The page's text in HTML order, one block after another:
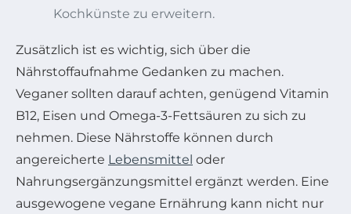
Kochkünste zu erweitern.
Zusätzlich ist es wichtig, sich über die
Nährstoffaufnahme Gedanken zu machen.
Veganer sollten darauf achten, genügend Vitamin
B12, Eisen und Omega-3-Fettsäuren zu sich zu
nehmen. Diese Nährstoffe können durch
angereicherte Lebensmittel oder
Nahrungsergänzungsmittel ergänzt werden. Eine
ausgewogene vegane Ernährung kann nicht nur